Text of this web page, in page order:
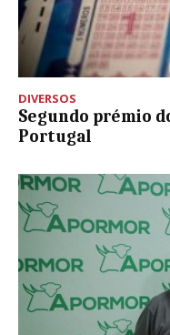
DIVERSOS
Segundo prémio
Portugal